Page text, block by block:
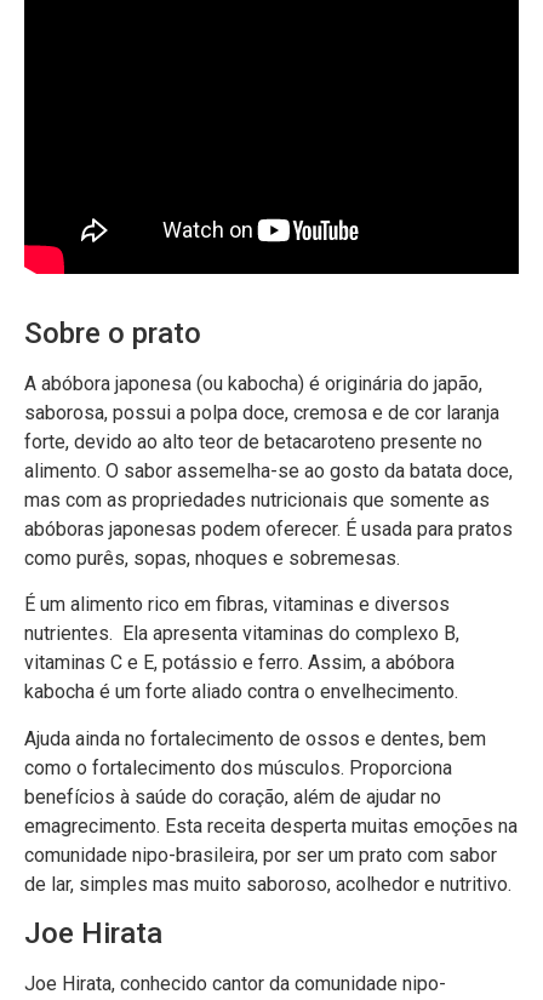
Sobre o prato
A abóbora japonesa (ou kabocha) é originária do japão,
saborosa, possui a polpa doce, cremosa e de cor laranja
forte, devido ao alto teor de betacaroteno presente no
alimento. O sabor assemelha-se ao gosto da batata doce,
mas com as propriedades nutricionais que somente as
abóboras japonesas podem oferecer. É usada para pratos
como purês, sopas, nhoques e sobremesas.
É um alimento rico em fibras, vitaminas e diversos
nutrientes. Ela apresenta vitaminas do complexo B,
vitaminas C e E, potássio e ferro. Assim, a abóbora
kabocha é um forte aliado contra o envelhecimento.
Ajuda ainda no fortalecimento de ossos e dentes, bem
como o fortalecimento dos músculos. Proporciona
benefícios à saúde do coração, além de ajudar no
emagrecimento. Esta receita desperta muitas emoções na
comunidade nipo-brasileira, por ser um prato com sabor
de lar, simples mas muito saboroso, acolhedor e nutritivo.
Joe Hirata
Joe Hirata, conhecido cantor da comunidade nipo-